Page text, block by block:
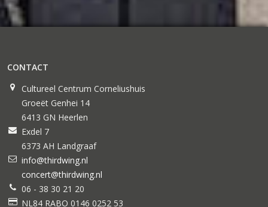
CONTACT
Cultureel Centrum Corneliushuis
Groeët Genhei 14
6413 GN Heerlen
Exdel 7
6373 AH Landgraaf
info@thirdwing.nl
concert@thirdwing.nl
06 - 38 30 21 20
NL84 RABO 0146 0252 53